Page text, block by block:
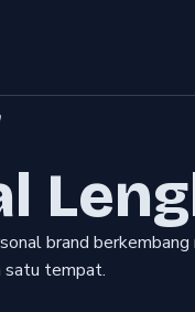
brand
satu tempat.